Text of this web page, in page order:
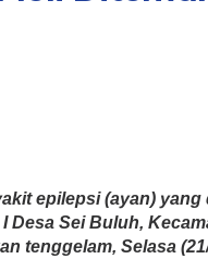
epilepsi (ayan)
Desa Sei Buluh,
tenggelam, Selasa